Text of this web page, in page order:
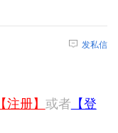
发私信
【注册】 或者 【登